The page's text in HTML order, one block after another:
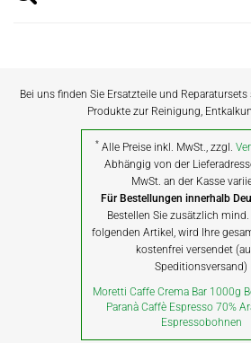
Bei uns finden Sie Ersatzteile und
Produkte zur Reinigung,
* Alle Preise inkl. MwSt., zzgl.
Abhängig von der
MwSt. an der Kasse
Für Bestellungen innerhalb
Bestellen Sie zusätzlich
folgenden Artikel, wird Ihre
kostenfrei versendet
Speditionsversand)
Moretti Caffe Crema Bar 1000g
Paranà Caffè Espresso 70%
Espressobohnen